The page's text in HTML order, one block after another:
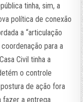
tinha, sim, a
política de conexão
a “articulação
para a
Civil tinha a
o controle
de ação fora
fazer a entrega